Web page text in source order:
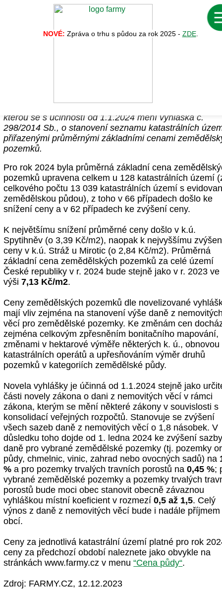
NOVÉ: Zpráva o trhu s půdou za rok 2025 - ZDE.
kterou se s účinností od 1.1.2024 mění vyhláška č.
298/2014 Sb., o stanovení seznamu katastrálních
přiřazenými průměrnými základními cenami
pozemků.
Pro rok 2024 byla průměrná základní cena
pozemků upravena celkem u 128 katastrálních území
celkového počtu 13 039 katastrálních území s
zemědělskou půdou), z toho v 66 případech došlo ke
snížení ceny a v 62 případech ke zvýšení ceny.
K největšímu snížení průměrné ceny došlo v k.ú.
Spytihněv (o 3,39 Kč/m2), naopak k nejvyššímu
ceny v k.ú. Stráž u Mirotic (o 2,84 Kč/m2). Průměrná
základní cena zemědělských pozemků za celé území
České republiky v r. 2024 bude stejně jako v r. 2023 ve
výši7,13 Kč/m2.
Ceny zemědělských pozemků dle novelizované
mají vliv zejména na stanovení výše daně z
věcí pro zemědělské pozemky. Ke změnám cen
zejména celkovým zpřesněním bonitačního mapování,
změnami v hektarové výměře některých k. ú., obnovou
katastrálních operátů a upřesňováním výměr druhů
pozemků v kategoriích zemědělské půdy.
Novela vyhlášky je účinná od 1.1.2024 stejně jako
části novely zákona o dani z nemovitých věcí v rámci
zákona, kterým se mění některé zákony v souvislosti s
konsolidací veřejných rozpočtů. Stanovuje se zvýšení
všech sazeb daně z nemovitých věcí o 1,8 násobek. V
důsledku toho dojde od 1. ledna 2024 ke zvýšení
daně pro vybrané zemědělské pozemky (tj. pozemky
půdy, chmelnic, vinic, zahrad nebo ovocných sadů) na
% a pro pozemky trvalých travních porostů na0,45 %;
vybrané zemědělské pozemky a pozemky trvalých
porostů bude moci obec stanovit obecně závaznou
vyhláškou místní koeficient v rozmezí0,5 až 1,5. Celý
výnos z daně z nemovitých věcí bude i nadále příjmem
obcí.
Ceny za jednotlivá katastrální území platné pro rok
ceny za předchozí období naleznete jako obvykle na
stránkách www.farmy.cz v menu“Cena půdy“.
Zdroj: FARMY.CZ, 12.12.2023